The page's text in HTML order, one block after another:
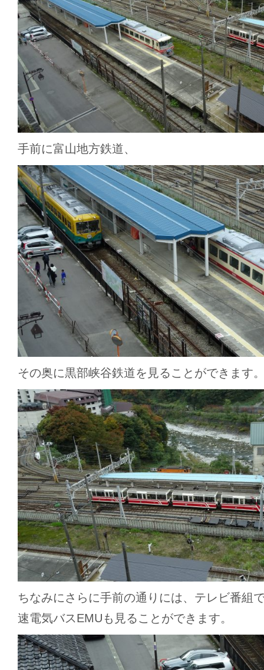
手前に富山地方鉄道、
その奥に黒部峡谷鉄道を見ることができます
ちなみにさらに手前の通りには、テレビ番組
速電気バスEMUも見ることができます。